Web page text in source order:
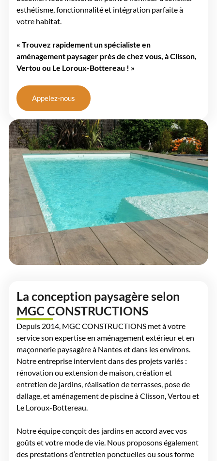
esthétisme, fonctionnalité et intégration parfaite à
votre habitat.
« Trouvez rapidement unspécialiste en
aménagement paysager près de chez vous, à Clisson,
Vertou ou Le Loroux-Bottereau ! »
Appelez-nous
La conception paysagère selon
MGC CONSTRUCTIONS
Depuis 2014, MGC CONSTRUCTIONS met à votre
service son expertise en aménagement extérieur et en
maçonnerie paysagère à Nantes et dans les environs.
Notre entreprise intervient dans des projets variés :
rénovation ou extension de maison, création et
entretien de jardins, réalisation de terrasses, pose de
dallage, et aménagement de piscine à Clisson, Vertou et
Le Loroux-Bottereau.
Notre équipe conçoit des jardins en accord avec vos
goûts et votre mode de vie. Nous proposons également
des prestations d’entretien ponctuelles ou sous forme